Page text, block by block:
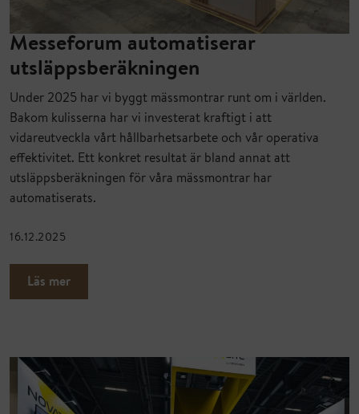
Messeforum automatiserar
utsläppsberäkningen
Under 2025 har vi byggt mässmontrar runt om i världen.
Bakom kulisserna har vi investerat kraftigt i att
vidareutveckla vårt hållbarhetsarbete och vår operativa
effektivitet. Ett konkret resultat är bland annat att
utsläppsberäkningen för våra mässmontrar har
automatiserats.
16.12.2025
Läs mer